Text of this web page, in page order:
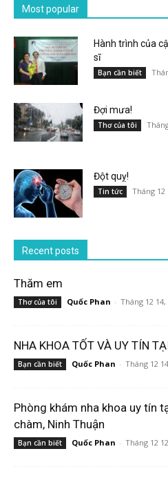
Most popular
Hành trình của
sĩ
Bạn cần biết
Đợi mưa!
Thơ của tôi
Đột quỵ!
Tin tức Tháng 12
Recent posts
Thăm em
Thơ của tôi Quốc Phan - Tháng 12 14,
NHA KHOA TỐT VÀ UY TÍN
Bạn cần biết Quốc Phan - Tháng 12
Phòng khám nha khoa uy tín
chàm, Ninh Thuận
Bạn cần biết Quốc Phan - Tháng 12